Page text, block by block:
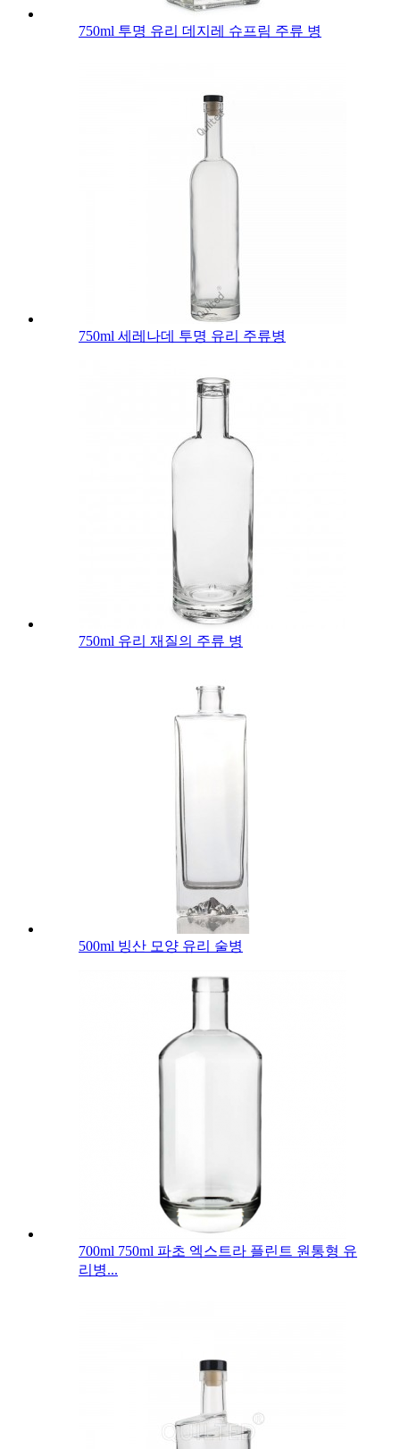
750ml 투명 유리 데지레 슈프림 주류 병
750ml 세레나데 투명 유리 주류병
750ml 유리 재질의 주류 병
500ml 빙산 모양 유리 술병
700ml 750ml 파초 엑스트라 플린트 원통형 유
리병...